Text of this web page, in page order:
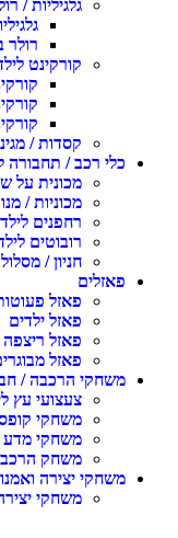
גלגיליות /
רולר
קורקינט
קורקינט 3
קסדות /
כלי רכב / תחבורה
מכונית על
מכוניות /
רחפנים
רובוטים
חניון /
פאזלים
פאזל
פאזל ילדים
פאזל ריצפה
פאזל
משחקי הרכבה /
צעצועי עץ
משחקי
משחקי מדע
משחק
משחקי יצירה
משחקי